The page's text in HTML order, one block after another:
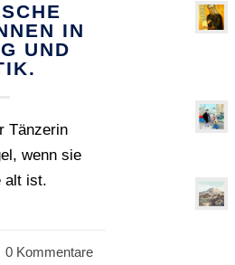
IN
UND
Tänzerin
wenn sie
alt ist.
0 Kommentare